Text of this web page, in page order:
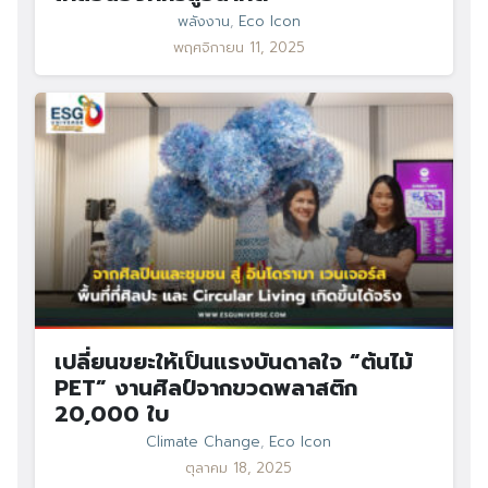
พลังงาน, Eco Icon
พฤศจิกายน 11, 2025
เปลี่ยนขยะให้เป็นแรงบันดาลใจ “ต้นไม้
PET” งานศิลป์จากขวดพลาสติก
20,000 ใบ
Climate Change, Eco Icon
ตุลาคม 18, 2025